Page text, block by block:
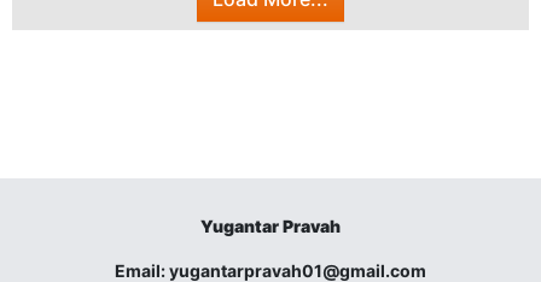
Yugantar Pravah
Email:yugantarpravah01@gmail.com